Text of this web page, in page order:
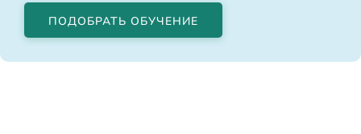
ПОДОБРАТЬ ОБУЧЕНИЕ